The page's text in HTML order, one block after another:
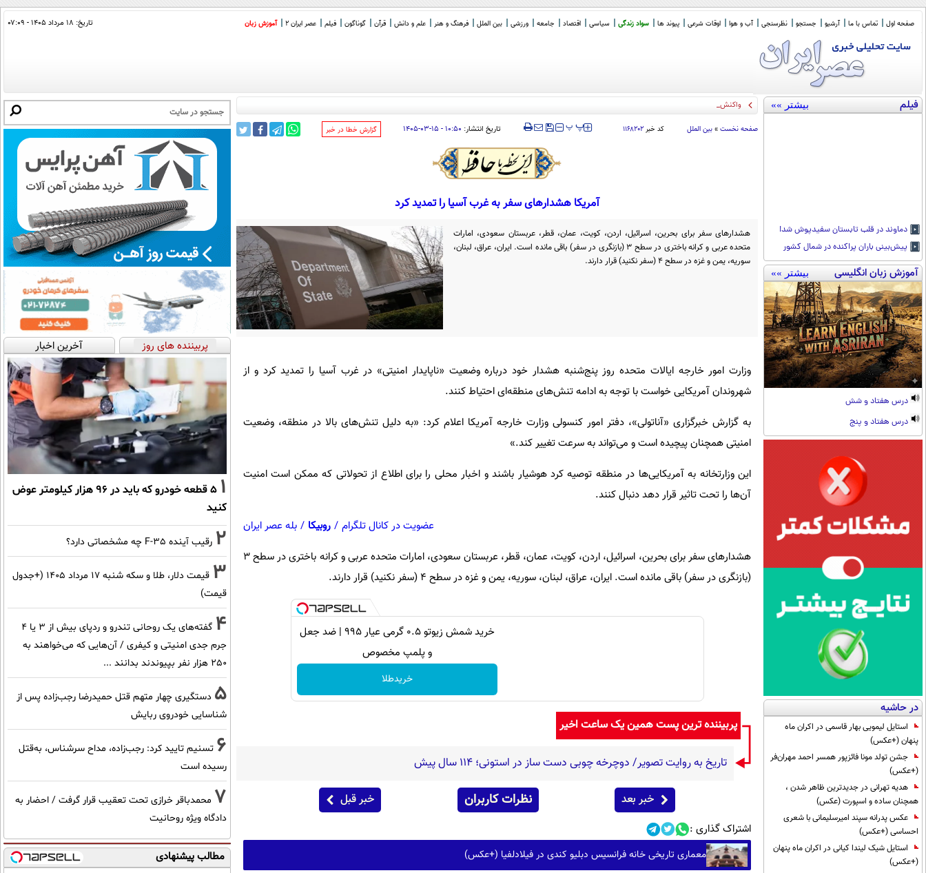
صفحه اول تماس با ما آرشیو جستجو نظرسنجی آب و هوا اوقات شرعی پیوند ها سواد زندگی سیاسی اقتصاد جامعه ورزشی بین الملل فرهنگ و هنر علم و دانش قرآن گوناگون فیلم عصر ایران 2 آموزش زبان تاریخ: ۱۸ مرداد ۱۴۰۵ - ۰۷:۰۹
فیلم بیشتر »»
دماوند در قلب تابستان سفیدپوش شد!
پیش‌بینی باران پراکنده در شمال کشور
آموزش زبان انگلیسی بیشتر »»
درس هفتاد و شش
درس هفتاد و پنج
در حاشیه
استایل لیمویی بهار قاسمی در اکران ماه
پنهان (+عکس)
جشن تولد مونا فائزپور همسر احمد مهران‌فر
(+عکس)
هدیه تهرانی در جدیدترین ظاهر شدن ،
همچنان ساده و اسپورت (عکس)
عکس پدرانه سپند امیرسلیمانی با شعری
احساسی (+عکس)
استایل شیک لیندا کیانی در اکران ماه پنهان
(+عکس)
واکنش روزنامه جوان ب
صفحه نخست » بین الملل کد خبر۱۱۶۸۲۰۲ ‍‍‍ پپ تاریخ انتشار: ۱۰:۵۰ - ۱۵-۰۳-۱۴۰۵ ‌گزارش خطا در خبر
آمریکا هشدارهای سفر به غرب آسیا را تمدید کرد
هشدارهای سفر برای بحرین، اسرائیل، اردن، کویت، عمان، قطر، عربستان سعودی، امارات
متحده عربی و کرانه باختری در سطح ۳ (بازنگری در سفر) باقی مانده است. ایران، عراق، لبنان،
سوریه، یمن و غزه در سطح ۴ (سفر نکنید) قرار دارند.
وزارت امور خارجه ایالات متحده روز پنج‌شنبه هشدار خود درباره وضعیت «ناپایدار امنیتی» در غرب آسیا را تمدید کرد و از
شهروندان آمریکایی خواست با توجه به ادامه تنش‌های منطقه‌ای احتیاط کنند.
به گزارش خبرگزاری «آناتولی»، دفتر امور کنسولی وزارت خارجه آمریکا اعلام کرد: «به دلیل تنش‌های بالا در منطقه، وضعیت
امنیتی همچنان پیچیده است و می‌تواند به سرعت تغییر کند.»
این وزارتخانه به آمریکایی‌ها در منطقه توصیه کرد هوشیار باشند و اخبار محلی را برای اطلاع از تحولاتی که ممکن است امنیت
آن‌ها را تحت تاثیر قرار دهد دنبال کنند.
عضویت در کانال تلگرام / روبیکا / بله عصر ایران
هشدارهای سفر برای بحرین، اسرائیل، اردن، کویت، عمان، قطر، عربستان سعودی، امارات متحده عربی و کرانه باختری در سطح ۳
(بازنگری در سفر) باقی مانده است. ایران، عراق، لبنان، سوریه، یمن و غزه در سطح ۴ (سفر نکنید) قرار دارند.
خرید شمش زیوتو ۰.۵ گرمی عیار ۹۹۵ | ضد جعل
و پلمپ مخصوص
خریدطلا
پربیننده ترین پست همین یک ساعت اخیر
تاریخ به روایت تصویر/ دوچرخه چوبی دست ساز در استونی؛ 114 سال پیش
خبر بعد نظرات کاربران خبر قبل
اشتراک گذاری :
معماری تاریخی خانه فرانسیس دبلیو کندی در فیلادلفیا (+عکس)
پربیننده های روز آخرین اخبار
1
۵ قطعه خودرو که باید در ۹۶ هزار کیلومتر عوض
کنید
2 رقیب آینده F-35 چه مشخصاتی دارد؟
3
قیمت دلار، طلا و سکه شنبه ۱۷ مرداد ۱۴۰۵ (+جدول
قیمت)
4
گفته‌های یک روحانی تندرو و ردپای بیش از ۳ یا ۴
جرم جدی امنیتی و کیفری / آن‌هایی که می‌خواهند به
۲۵۰ هزار نفر بپیوندند بدانند ...
5 دستگیری چهار متهم قتل حمیدرضا رجب‌زاده پس از
شناسایی خودروی ربایش
6 تسنیم تایید کرد: رجب‌زاده، مداح سرشناس، به‌قتل
رسیده است
7 محمدباقر خرازی تحت تعقیب قرار گرفت / احضار به
دادگاه ویژه روحانیت
مطالب پیشنهادی